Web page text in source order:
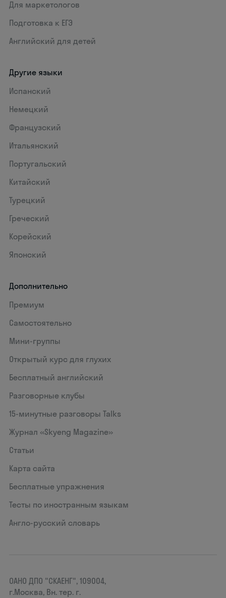
Для маркетологов
Подготовка к ЕГЭ
Английский для детей
Другие языки
Испанский
Немецкий
Французский
Итальянский
Португальский
Китайский
Турецкий
Греческий
Корейский
Японский
Дополнительно
Премиум
Самостоятельно
Мини-группы
Открытый курс для глухих
Бесплатный английский
Разговорные клубы
15‑минутные разговоры Talks
Журнал «Skyeng Magazine»
Статьи
Карта сайта
Бесплатные упражнения
Тесты по иностранным языкам
Англо-русский словарь
ОАНО ДПО "СКАЕНГ", 109004,
г.Москва, Вн. тер. г.